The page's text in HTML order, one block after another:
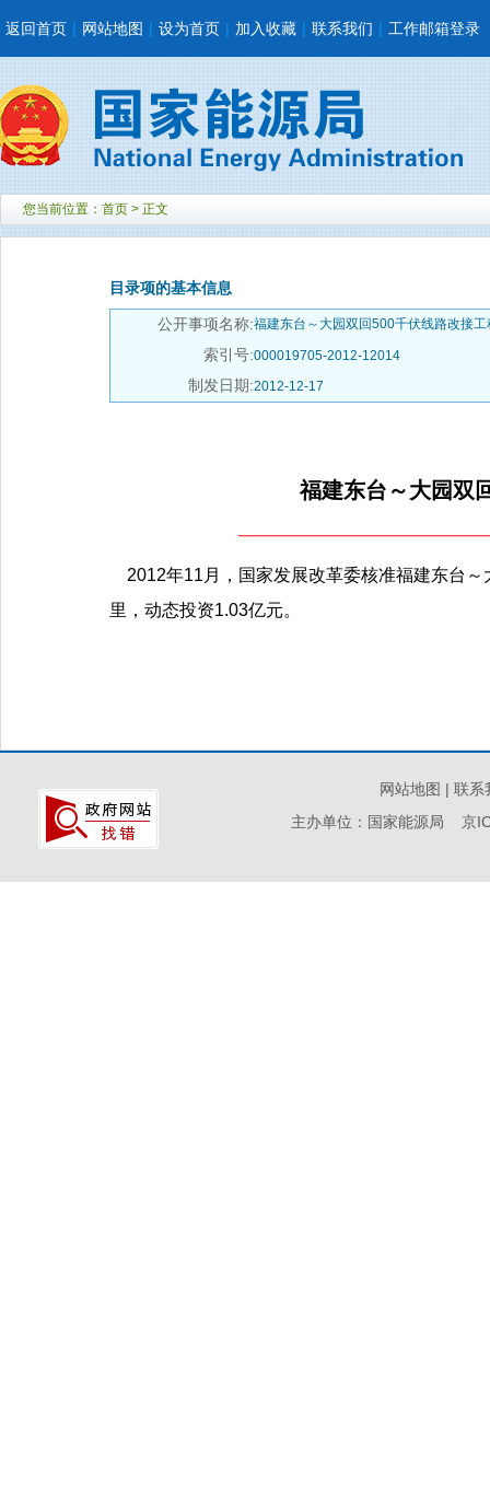
返回首页 | 网站地图 | 设为首页 | 加入收藏 | 联系我们 | 工作邮箱登录
您当前位置： 首页 > 正文
目录项的基本信息
公开事项名称:福建东台～大园双回500千伏线路改接
索引号:000019705-2012-12014
制发日期:2012-12-17
福建东台～大园双
2012年11月，国家发展改革委核准福建东台
里，动态投资1.03亿元。